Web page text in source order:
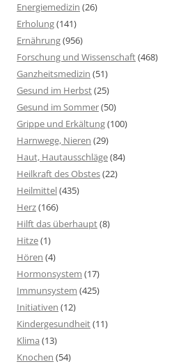
Energiemedizin (26)
Erholung(141)
Ernährung(956)
Forschung und Wissenschaft(468)
Ganzheitsmedizin (51)
Gesund im Herbst(25)
Gesund im Sommer(50)
Grippe und Erkältung(100)
Harnwege, Nieren (29)
Haut, Hautausschläge(84)
Heilkraft des Obstes(22)
Heilmittel(435)
Herz(166)
Hilft das überhaupt(8)
Hitze(1)
Hören (4)
Hormonsystem (17)
Immunsystem (425)
Initiativen (12)
Kindergesundheit(11)
Klima (13)
Knochen (54)